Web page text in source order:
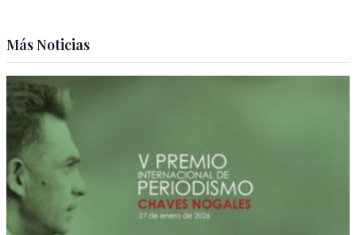
Más Noticias